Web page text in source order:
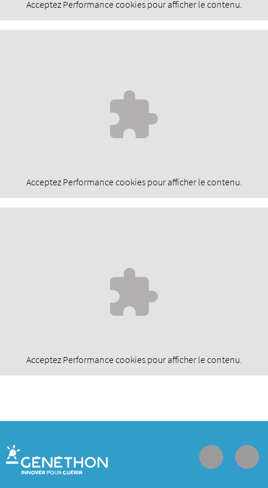
Acceptez Performancecookies pour afficher le contenu.
Acceptez Performancecookies pour afficher le contenu.
Acceptez Performancecookies pour afficher le contenu.